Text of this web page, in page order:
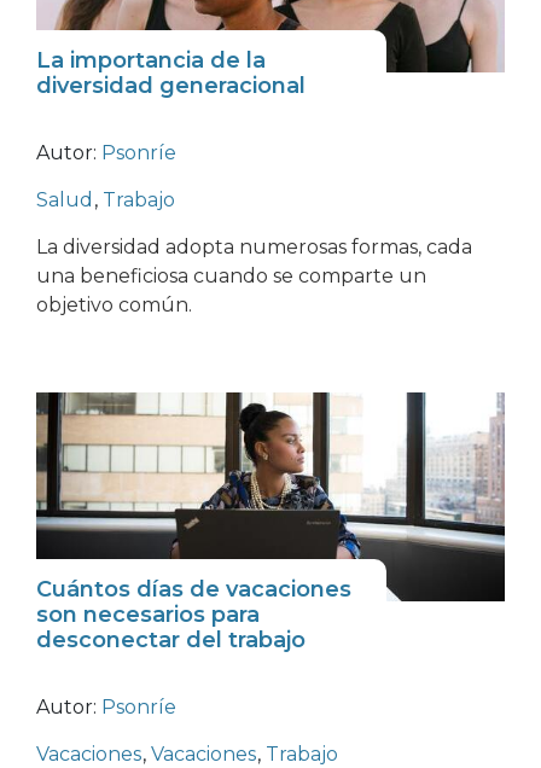
La importancia de la
diversidad generacional
Autor: Psonríe
Salud, Trabajo
La diversidad adopta numerosas formas, cada
una beneficiosa cuando se comparte un
objetivo común.
Cuántos días de vacaciones
son necesarios para
desconectar del trabajo
Autor: Psonríe
Vacaciones, Vacaciones, Trabajo